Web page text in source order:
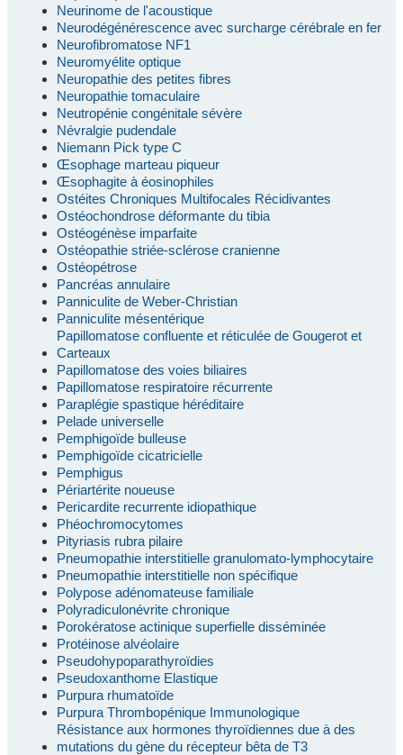
Neurinome de l'acoustique
Neurodégénérescence avec surcharge cérébrale en fer
Neurofibromatose NF1
Neuromyélite optique
Neuropathie des petites fibres
Neuropathie tomaculaire
Neutropénie congénitale sévère
Névralgie pudendale
Niemann Pick type C
Œsophage marteau piqueur
Œsophagite à éosinophiles
Ostéites Chroniques Multifocales Récidivantes
Ostéochondrose déformante du tibia
Ostéogénèse imparfaite
Ostéopathie striée-sclérose cranienne
Ostéopétrose
Pancréas annulaire
Panniculite de Weber-Christian
Panniculite mésentérique
Papillomatose confluente et réticulée de Gougerot et
Carteaux
Papillomatose des voies biliaires
Papillomatose respiratoire récurrente
Paraplégie spastique héréditaire
Pelade universelle
Pemphigoïde bulleuse
Pemphigoïde cicatricielle
Pemphigus
Périartérite noueuse
Pericardite recurrente idiopathique
Phéochromocytomes
Pityriasis rubra pilaire
Pneumopathie interstitielle granulomato-lymphocytaire
Pneumopathie interstitielle non spécifique
Polypose adénomateuse familiale
Polyradiculonévrite chronique
Porokératose actinique superfielle disséminée
Protéinose alvéolaire
Pseudohypoparathyroïdies
Pseudoxanthome Elastique
Purpura rhumatoïde
Purpura Thrombopénique Immunologique
Résistance aux hormones thyroïdiennes due à des
mutations du gène du récepteur bêta de T3